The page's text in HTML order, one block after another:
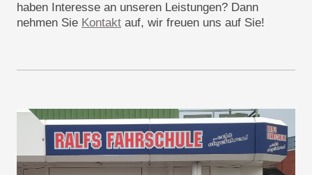
haben Interesse an unseren Leistungen? Dann
nehmen Sie Kontakt auf, wir freuen uns auf Sie!